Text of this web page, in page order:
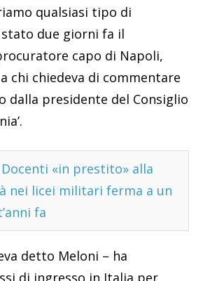
qualsiasi tipo di
due giorni fa il
capo di Napoli,
chi chiedeva di commentare
dalla presidente del Consiglio
Docenti «in prestito» alla
nei licei militari ferma a un
fa
detto Meloni – ha
di ingresso in Italia per